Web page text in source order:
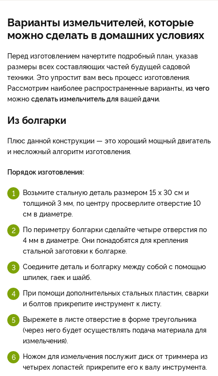
Варианты измельчителей, которые
можно сделать в домашних условиях
Перед изготовлением начертите подробный план, указав
размеры всех составляющих частей будущей садовой
техники. Это упростит вам весь процесс изготовления.
Рассмотрим наиболее распространенные варианты, из чего
можно сделать измельчитель для вашей дачи.
Из болгарки
Плюс данной конструкции — это хороший мощный двигатель
и несложный алгоритм изготовления.
Порядок изготовления:
Возьмите стальную деталь размером 15 х 30 см и
толщиной 3 мм, по центру просверлите отверстие 10
см в диаметре.
По периметру болгарки сделайте четыре отверстия по
4 мм в диаметре. Они понадобятся для крепления
стальной заготовки к болгарке.
Соедините деталь и болгарку между собой с помощью
шпилек, гаек и шайб.
При помощи дополнительных стальных пластин, сварки
и болтов прикрепите инструмент к листу.
Вырежете в листе отверстие в форме треугольника
(через него будет осуществлять подача материала для
измельчения).
Ножом для измельчения послужит диск от триммера из
четырех лопастей: прикрепите его к валу инструмента.